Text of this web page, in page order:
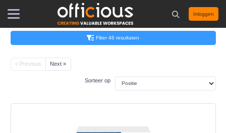
Inloggen
Filter 46 resultaten
« Previous Next »
Sorteer op